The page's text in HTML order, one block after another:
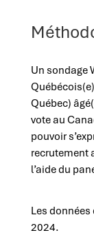
Un sondage
Québec)
vote au
pouvoir
recrutement
l’aide du
Les
2024.